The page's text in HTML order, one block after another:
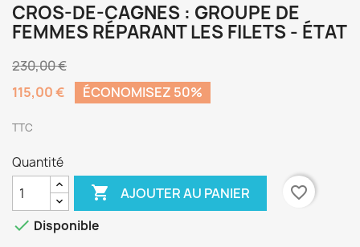
CROS-DE-CAGNES : GROUPE DE
FEMMES RÉPARANT LES FILETS - ÉTAT
230,00 €
115,00 €
ÉCONOMISEZ 50%
TTC
Quantité
 AJOUTER AU PANIER
favorite_border
 Disponible